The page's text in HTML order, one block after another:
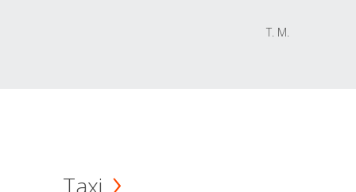
T. M.
Taxi